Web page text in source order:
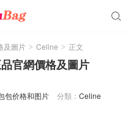

及圖片 > Celine > 正文
官網價格及圖片
包价格和图片 分類： Celine